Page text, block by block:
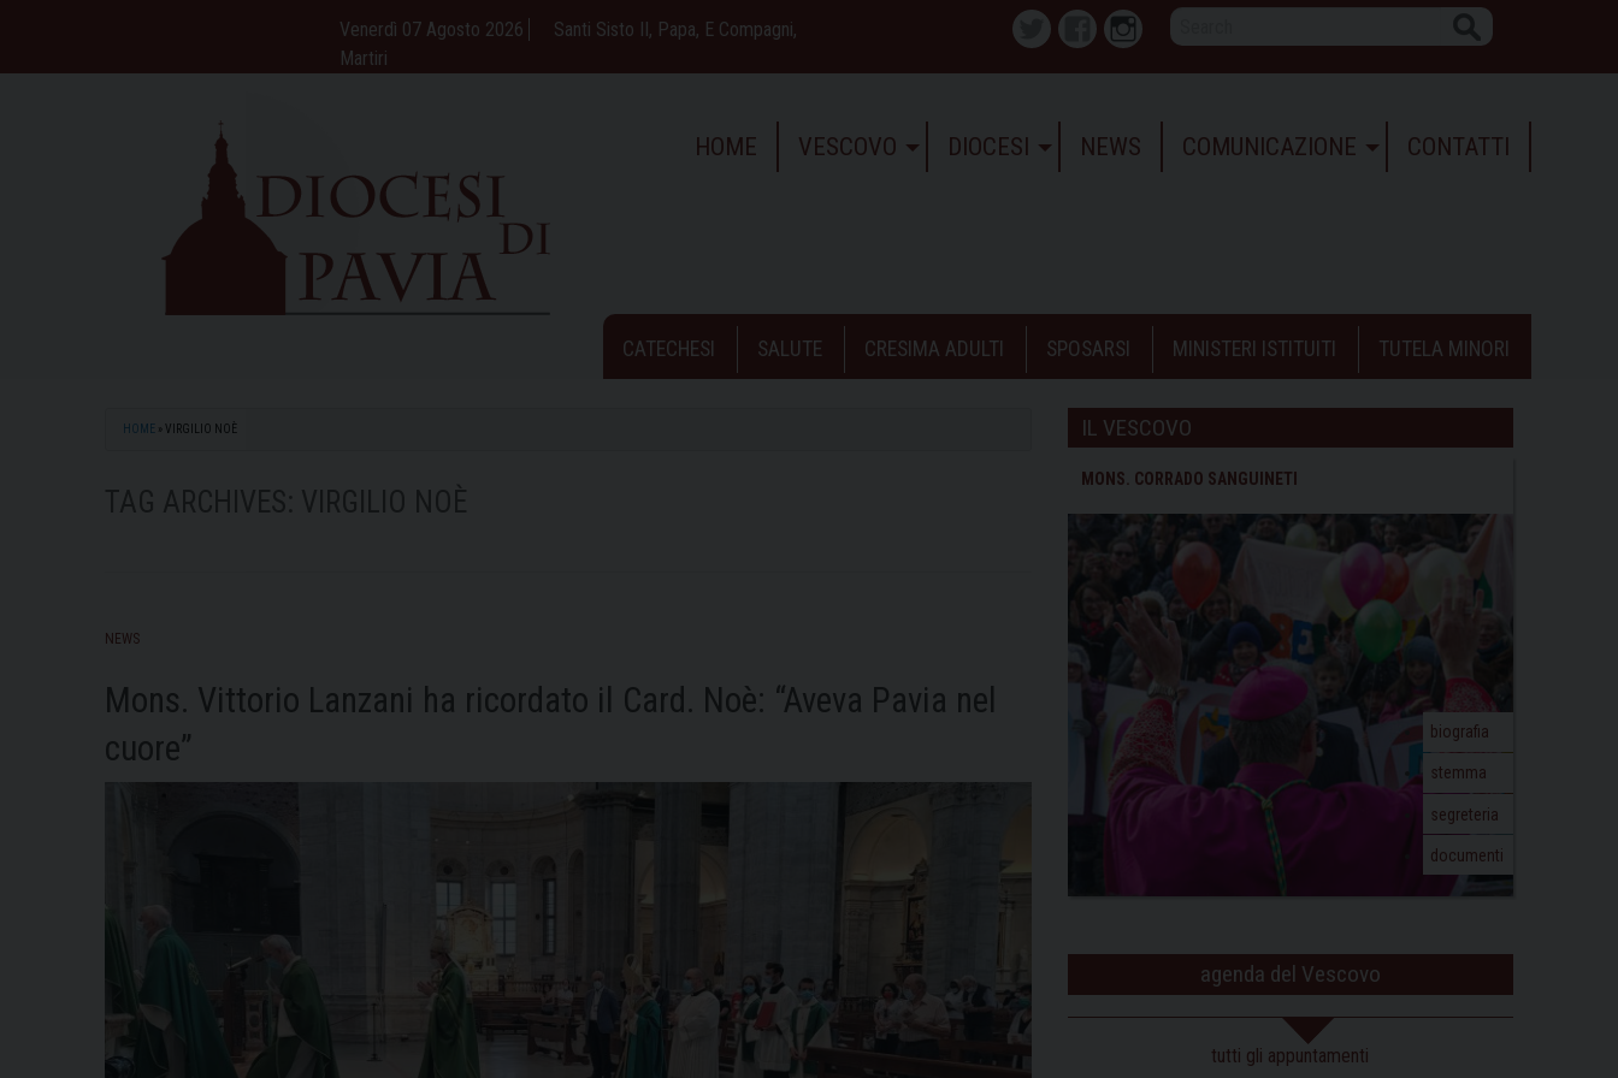
content
Venerdì 07 Agosto 2026
Santi Sisto II, Papa, E Compagni,
Martiri
Twitter FacebookInstagram
HOME VESCOVO DIOCESI NEWS COMUNICAZIONE CONTATTI
CATECHESI SALUTE CRESIMA ADULTI SPOSARSI MINISTERI ISTITUITI TUTELA MINORI
HOME » VIRGILIO NOÈ
NEWS
Mons. Vittorio Lanzani ha ricordato il Card. Noè: “Aveva Pavia nel
cuore”
IL VESCOVO
MONS. CORRADO SANGUINETI
biografia
stemma
segreteria
documenti
agenda del Vescovo
tutti gli appuntamenti